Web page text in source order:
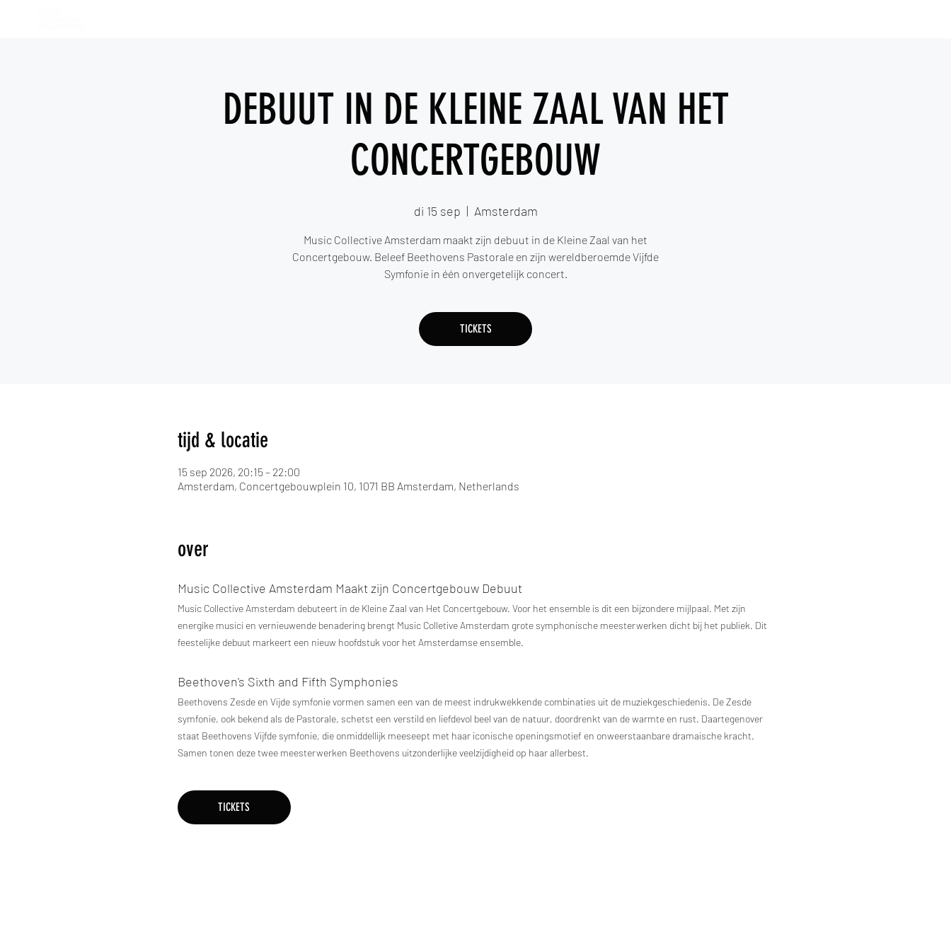
DEBUUT IN DE KLEINE ZAAL VAN HET
CONCERTGEBOUW
di 15 sep
  |
Amsterdam
Music Collective Amsterdam maakt zijn debuut in de Kleine Zaal van het
Concertgebouw. Beleef Beethovens Pastorale en zijn wereldberoemde Vijfde
Symfonie in één onvergetelijk concert.
TICKETS
tijd & locatie
15 sep 2026, 20:15 – 22:00
Amsterdam, Concertgebouwplein 10, 1071 BB Amsterdam, Netherlands
over
Music Collective Amsterdam Maakt zijn Concertgebouw Debuut
Music Collective Amsterdam debuteert in de Kleine Zaal van Het Concertgebouw. Voor het ensemble is dit een bijzondere mijlpaal. Met zijn
energike musici en vernieuwende benadering brengt Music Colletive Amsterdam grote symphonische meesterwerken dicht bij het publiek. Dit
feestelijke debuut markeert een nieuw hoofdstuk voor het Amsterdamse ensemble.
Beethoven's Sixth and Fifth Symphonies
Beethovens Zesde en Vijde symfonie vormen samen een van de meest indrukwekkende combinaties uit de muziekgeschiedenis. De Zesde
symfonie, ook bekend als de Pastorale, schetst een verstild en liefdevol beel van de natuur, doordrenkt van de warmte en rust. Daartegenover
staat Beethovens Vijfde symfonie, die onmiddellijk meeseept met haar iconische openingsmotief en onweerstaanbare dramaische kracht.
Samen tonen deze twee meesterwerken Beethovens uitzonderlijke veelzijdigheid op haar allerbest.
TICKETS